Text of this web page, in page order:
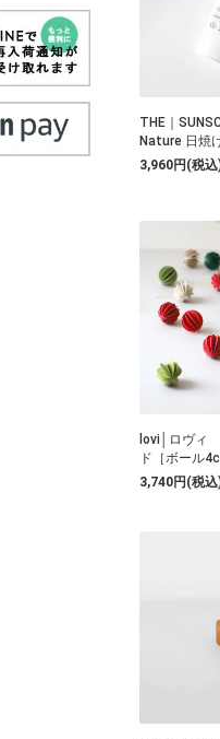
THE｜
Nature 日焼
3,960円(税込
lovi│ロヴィ
ド［ボール
3,740円(税込